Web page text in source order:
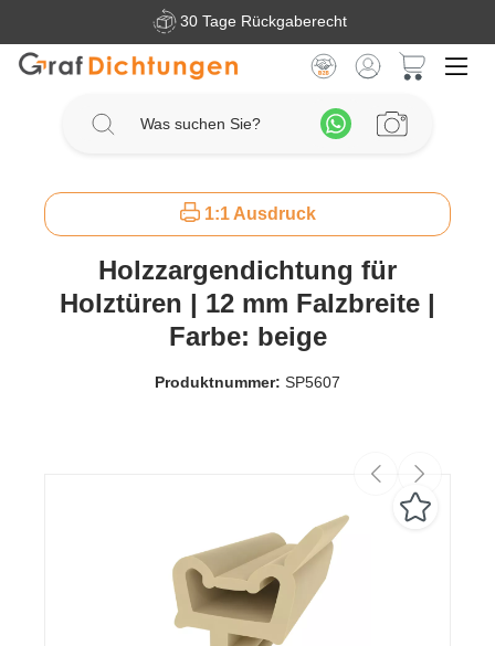
Zum Hauptinhalt springen30 Tage Rückgaberecht
1:1 Ausdruck
Holzzargendichtung für
Holztüren | 12 mm Falzbreite |
Farbe: beige
Produktnummer: SP5607